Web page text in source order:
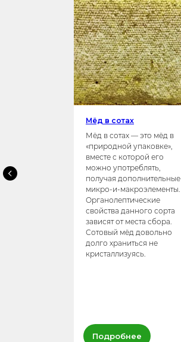
Мёд в сотах
Мёд в сотах — это мёд в
«природной упаковке»,
вместе с которой его
можно употреблять,
получая дополнительные
микро-и-макроэлементы.
Органолептические
свойства данного сорта
зависят от места сбора.
Сотовый мёд довольно
долго храниться не
кристаллизуясь.
Подробнее